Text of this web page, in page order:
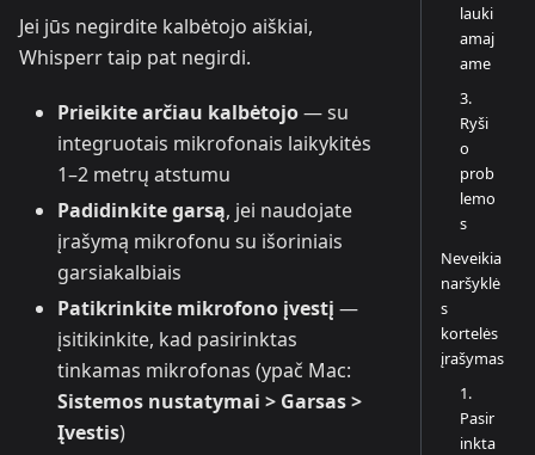
Jei jūs negirdite kalbėtojo aiškiai,
Whisperr taip pat negirdi.
Prieikite arčiau kalbėtojo— su
integruotais mikrofonais laikykitės
1–2 metrų atstumu
Padidinkite garsą, jei naudojate
įrašymą mikrofonu su išoriniais
garsiakalbiais
Patikrinkite mikrofono įvestį —
įsitikinkite, kad pasirinktas
tinkamas mikrofonas (ypač Mac:
Sistemos nustatymai > Garsas >
Įvestis)
lauki
amaj
ame
3.
Ryši
o
prob
lemo
s
Neveikia
naršyklė
s
kortelės
įrašymas
1.
Pasir
inkta